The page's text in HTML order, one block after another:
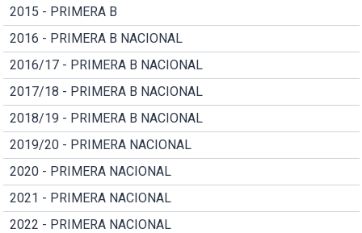
2015 - PRIMERA B
2016 - PRIMERA B NACIONAL
2016/17 - PRIMERA B NACIONAL
2017/18 - PRIMERA B NACIONAL
2018/19 - PRIMERA B NACIONAL
2019/20 - PRIMERA NACIONAL
2020 - PRIMERA NACIONAL
2021 - PRIMERA NACIONAL
2022 - PRIMERA NACIONAL